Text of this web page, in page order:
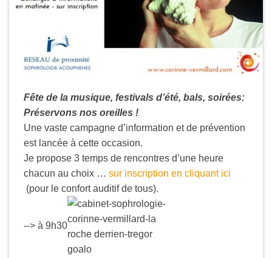
Fête de la musique, festivals d’été, bals, soirées:
Préservons nos oreilles !
Une vaste campagne d’information et de prévention
est lancée à cette occasion.
Je propose 3 temps de rencontres d’une heure
chacun au choix … sur inscription en cliquant ici
(pour le confort auditif de tous).
--> à 9h30